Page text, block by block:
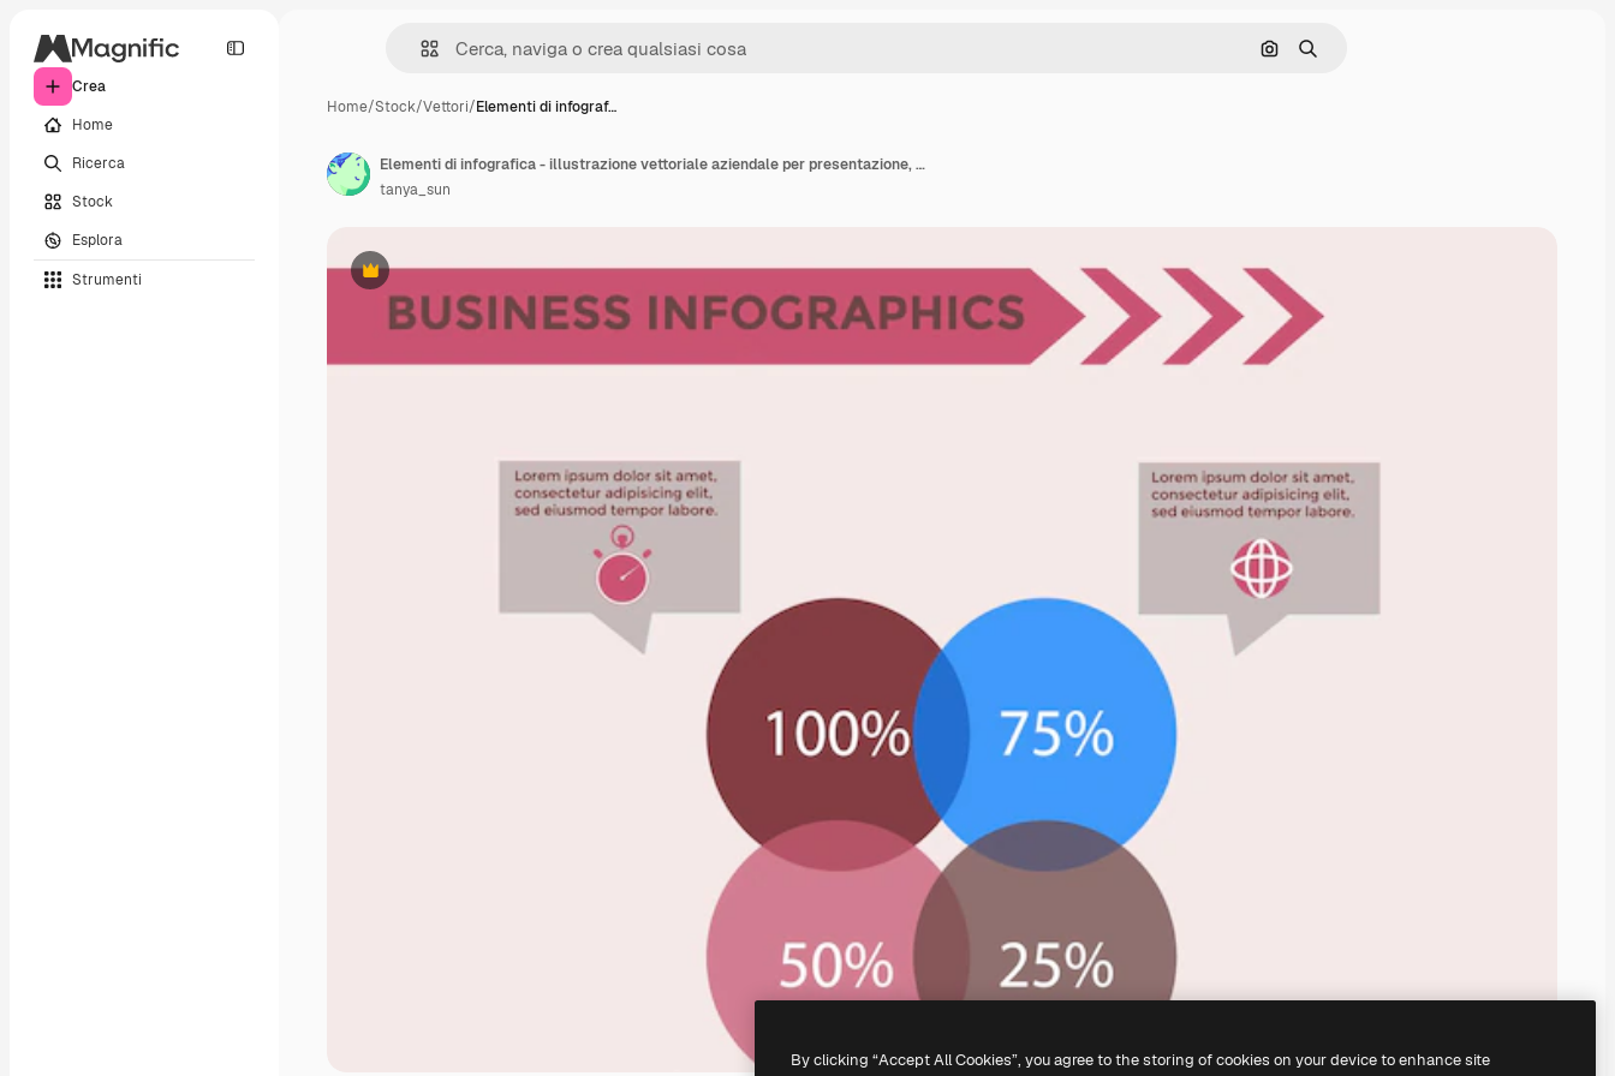
Crea
Home
Ricerca
Stock
Esplora
Strumenti
Cerca per immagine
Ricerca
Home/Stock/Vettori/Elementi di infograf…
Premium
Elementi di infografica - illustrazione vettoriale aziendale per presentazione, opuscolo, sito Web, blog, layout del flusso di lavoro, brochure, banner, carta, opzioni di aumento, web design, poster, flyer, timeline.
tanya_sun
By clicking “Accept All Cookies”, you agree to the storing of cookies on your device to enhance site